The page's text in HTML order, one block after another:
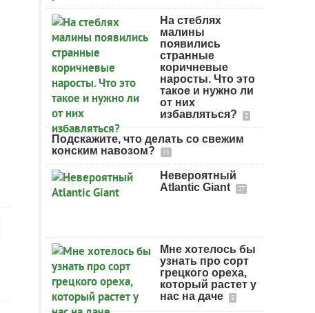
На стеблях
малины
появились
странные
коричневые
наросты. Что это
такое и нужно ли
от них
избавляться?
2
Подскажите, что делать со свежим
конским навозом?
11
Невероятный
Atlantic Giant
27
Мне хотелось бы
узнать про сорт
грецкого ореха,
который растет у
нас на даче
5